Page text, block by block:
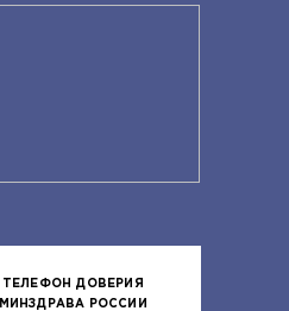
ТЕЛЕФОН ДОВЕРИЯ
МИНЗДРАВА РОССИИ